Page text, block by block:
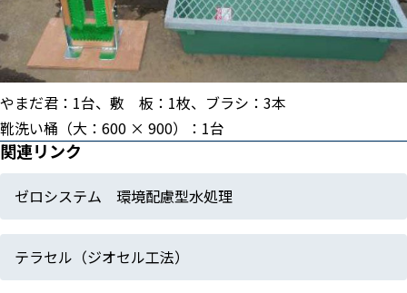
やまだ君：1台、敷 板：1枚、ブラシ：3本
靴洗い桶（大：600 × 900）：1台
関連リンク
ゼロシステム 環境配慮型水処理
テラセル（ジオセル工法）